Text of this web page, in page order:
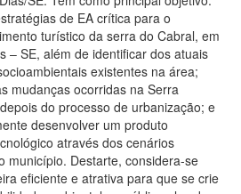
de EA crítica para o
turístico da serra do Cabral, em
– SE, além de identificar dos atuais
existentes na área;
mudanças ocorridas na Serra
do processo de urbanização; e
desenvolver um produto
através dos cenários
município. Destarte, considera-se
eficiente e atrativa para que se crie